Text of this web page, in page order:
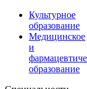
Культурное
образование
Медицинское
и
образование